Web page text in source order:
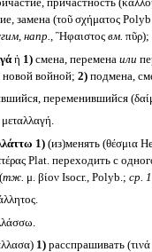
причастность
замена (τοῦ σχήματος
напр.,Ἣφαιστος вм. πῦρ);
ἡ 1)смена, перемена или
войной; 2)подмена,
переменившийся
1)(из)менять (θέσμια
Plat. переходить с
тж. μ. βίον Isocr., Polyb.; ср. 1
1)расспрашивать (τινά